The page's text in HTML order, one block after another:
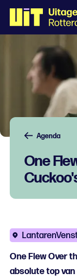
Agenda
One
One Flew Over
absolute top